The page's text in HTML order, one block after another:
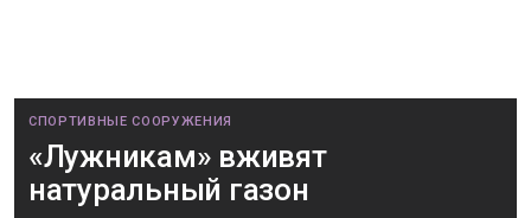
СПОРТИВНЫЕ СООРУЖЕНИЯ
«Лужникам» вживят
натуральный газон